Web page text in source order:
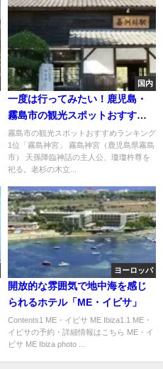
国内
一度は行ってみたい！鹿児島・
霧島市の観光スポットおすすめ
ランキング4選
霧島市の観光スポットおすすめランキング
1位「霧島神宮」 霧島神宮（鹿児島県霧島
市） 天孫降臨神話の主人公、瓊瓊杵尊を
祀る。老杉の木立...
ヨーロッパ
開放的な雰囲気で地中海を感じ
られるホテル「ME・イビサ」
Contents1 ME・イビサ ME Ibiza1.1 ME・
イビサの予約・詳細情報はこちら ME・イ
ビサ ME Ibiza photo ...